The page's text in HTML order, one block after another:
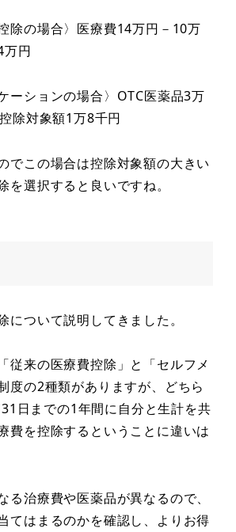
除の場合〉医療費14万円－10万
万円
ーションの場合〉OTC医薬品3万
除対象額1万8千円
でこの場合は控除対象額の大きい
を選択すると良いですね。
について説明してきました。
従来の医療費控除」と「セルフメ
度の2種類がありますが、どちら
日までの1年間に自分と生計を共
費を控除するということに違いは
る治療費や医薬品が異なるので、
てはまるのかを確認し、よりお得